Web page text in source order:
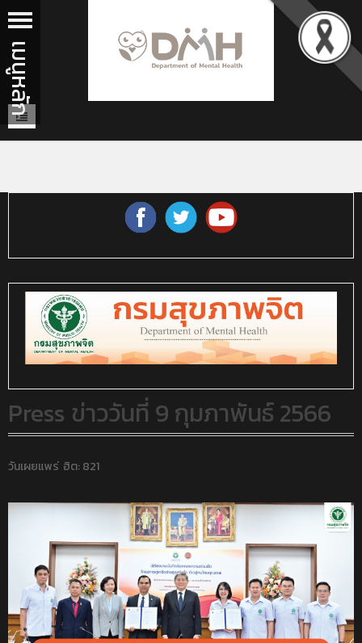
Press ข่าววันที่ 9 กุมภาพันธ์ 2566
วันเผยแพร่ ฮิต: 821